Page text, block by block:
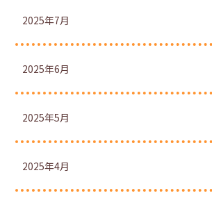
2025年7月
2025年6月
2025年5月
2025年4月